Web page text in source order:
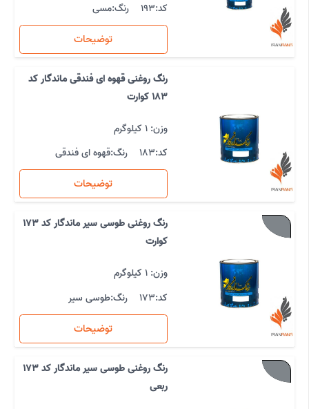
کد:193 رنگ:مسی
توضیحات
رنگ روغنی قهوه ای فندقی ماندگار کد
183 کوارت
وزن: 1 کیلوگرم
کد:183 رنگ:قهوه ای فندقی
توضیحات
رنگ روغنی طوسی سیر ماندگار کد 173
کوارت
وزن: 1 کیلوگرم
کد:173 رنگ:طوسی سیر
توضیحات
رنگ روغنی طوسی سیر ماندگار کد 173
ربعی